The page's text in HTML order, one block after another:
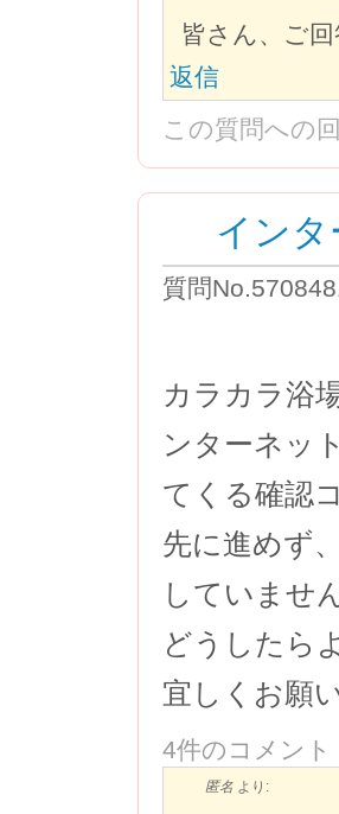
皆さん、ご
返信
この質問への
イン
質問
カラカラ浴
ンターネッ
てくる確認
先に進めず
していませ
どうしたら
宜しくお願
4件のコメント
匿名 より: